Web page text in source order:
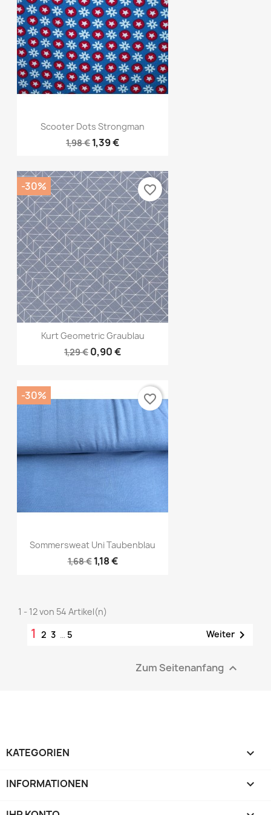
Vorschau
Scooter Dots Strongman
1,98 € 1,39 €
Vorschau
Kurt Geometric Graublau
1,29 € 0,90 €
-30% favorite_border
Vorschau
Sommersweat Uni Taubenblau
1,68 € 1,18 €
-30% favorite_border
1 - 12 von 54 Artikel(n)
1 2 3 … 5 Weiter 
Zum Seitenanfang 
KATEGORIEN 
INFORMATIONEN 